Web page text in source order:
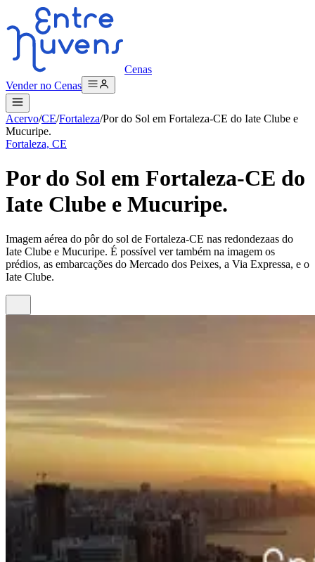
Cenas
Vender no Cenas
Acervo/CE/Fortaleza/Por do Sol em Fortaleza-CE do Iate Clube e
Mucuripe.
Fortaleza, CE
Por do Sol em Fortaleza-CE do
Iate Clube e Mucuripe.
Imagem aérea do pôr do sol de Fortaleza-CE nas redondezaas do
Iate Clube e Mucuripe. É possível ver também na imagem os
prédios, as embarcações do Mercado dos Peixes, a Via Expressa, e o
Iate Clube.